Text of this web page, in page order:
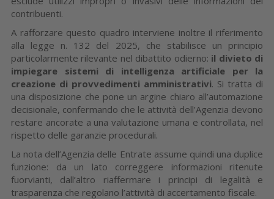
contribuenti.
A rafforzare questo quadro interviene inoltre il riferimento
alla legge n. 132 del 2025, che stabilisce un principio
particolarmente rilevante nel dibattito odierno: il divieto di
impiegare sistemi di intelligenza artificiale per la
creazione di provvedimenti amministrativi. Si tratta di
una disposizione che pone un argine chiaro all’automazione
decisionale, confermando che le attività dell’Agenzia devono
restare ancorate a una valutazione umana e controllata, nel
rispetto delle garanzie procedurali.
La nota dell’Agenzia delle Entrate assume quindi una duplice
funzione: da un lato correggere informazioni ritenute
fuorvianti, dall’altro riaffermare i principi di legalità e
trasparenza che regolano l’attività di accertamento fiscale.